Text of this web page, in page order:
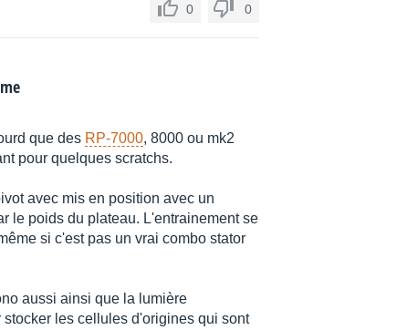
0 0
que des RP-7000, 8000 ou mk2
pour quelques scratchs.
avec mis en position avec un
le poids du plateau. L'entrainement se
si c'est pas un vrai combo stator
aussi ainsi que la lumière
les cellules d'origines qui sont